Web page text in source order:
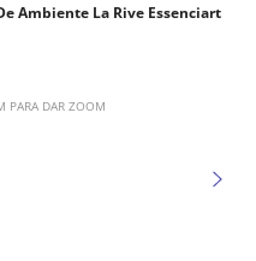
Ambiente La Rive Essenciart
PARA DAR ZOOM